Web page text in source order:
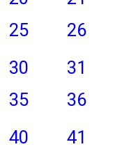
25
26
30
31
35
36
40
41